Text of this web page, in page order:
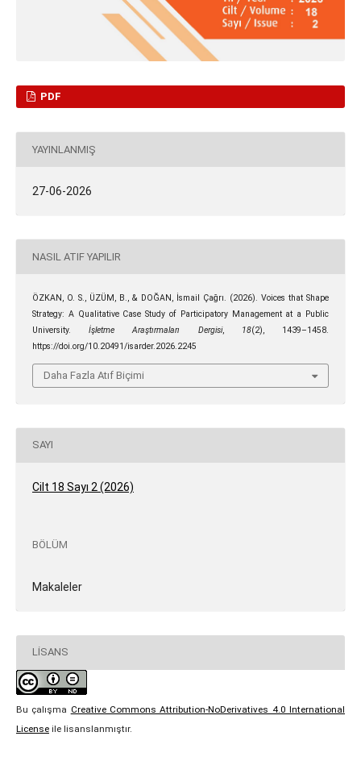
PDF
YAYINLANMIŞ
27-06-2026
NASIL ATIF YAPILIR
ÖZKAN, O. S., ÜZÜM, B., & DOĞAN, İsmail Çağrı. (2026). Voices that Shape
Strategy: A Qualitative Case Study of Participatory Management at a Public
University.İşletme Araştırmaları Dergisi, 18(2), 1439–1458.
https://doi.org/10.20491/isarder.2026.2245
Daha Fazla Atıf Biçimi
SAYI
Cilt 18 Sayı 2 (2026)
BÖLÜM
Makaleler
LISANS
Bu çalışma Creative Commons Attribution-NoDerivatives 4.0 International
Licenseile lisanslanmıştır.